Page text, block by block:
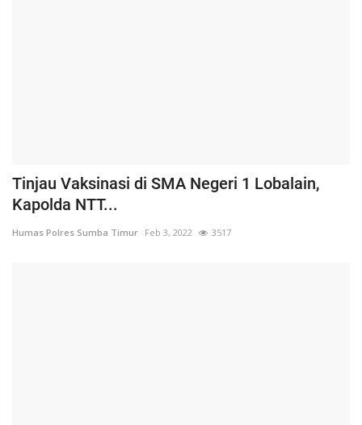
Tinjau Vaksinasi di SMA Negeri 1 Lobalain,
Kapolda NTT...
Humas Polres Sumba Timur Feb 3, 2022 3517